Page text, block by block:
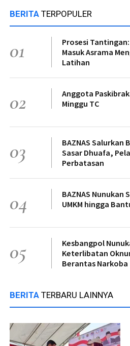
BERITA TERPOPULER
01
Prosesi
Masuk Asrama
Latihan
02
Anggota
Minggu TC
03
BAZNAS Salurkan
Sasar Dhuafa,
Perbatasan
04
BAZNAS Nunukan
UMKM hingga
05
Kesbangpol
Keterlibatan
Berantas Narkoba
BERITA TERBARU LAINNYA